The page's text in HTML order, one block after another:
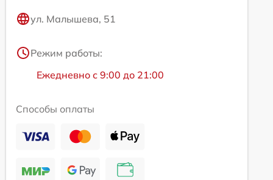
ул. Малышева, 51
Режим работы:
Ежедневно с 9:00 до 21:00
Способы оплаты